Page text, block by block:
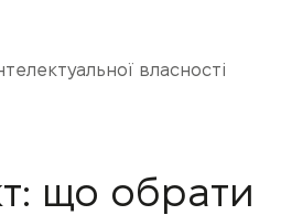
власності
що обрати